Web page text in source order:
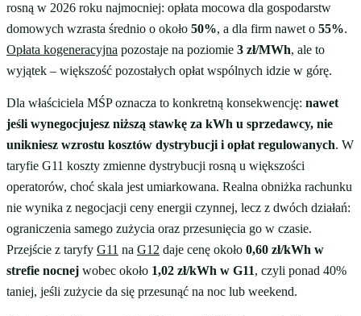
rosną w 2026 roku najmocniej: opłata mocowa dla gospodarstw
domowych wzrasta średnio o około 50%, a dla firm nawet o 55%.
Opłata kogeneracyjna pozostaje na poziomie 3 zł/MWh, ale to
wyjątek – większość pozostałych opłat wspólnych idzie w górę.
Dla właściciela MŚP oznacza to konkretną konsekwencję: nawet
jeśli wynegocjujesz niższą stawkę za kWh u sprzedawcy, nie
unikniesz wzrostu kosztów dystrybucji i opłat regulowanych. W
taryfie G11 koszty zmienne dystrybucji rosną u większości
operatorów, choć skala jest umiarkowana. Realna obniżka rachunku
nie wynika z negocjacji ceny energii czynnej, lecz z dwóch działań:
ograniczenia samego zużycia oraz przesunięcia go w czasie.
Przejście z taryfy G11 na G12 daje cenę około 0,60 zł/kWh w
strefie nocnej wobec około 1,02 zł/kWh w G11, czyli ponad 40%
taniej, jeśli zużycie da się przesunąć na noc lub weekend.